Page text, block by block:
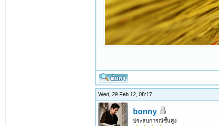
Wed, 29 Feb 12, 08:17
bonny
ประสบการณ์ชั้นสูง